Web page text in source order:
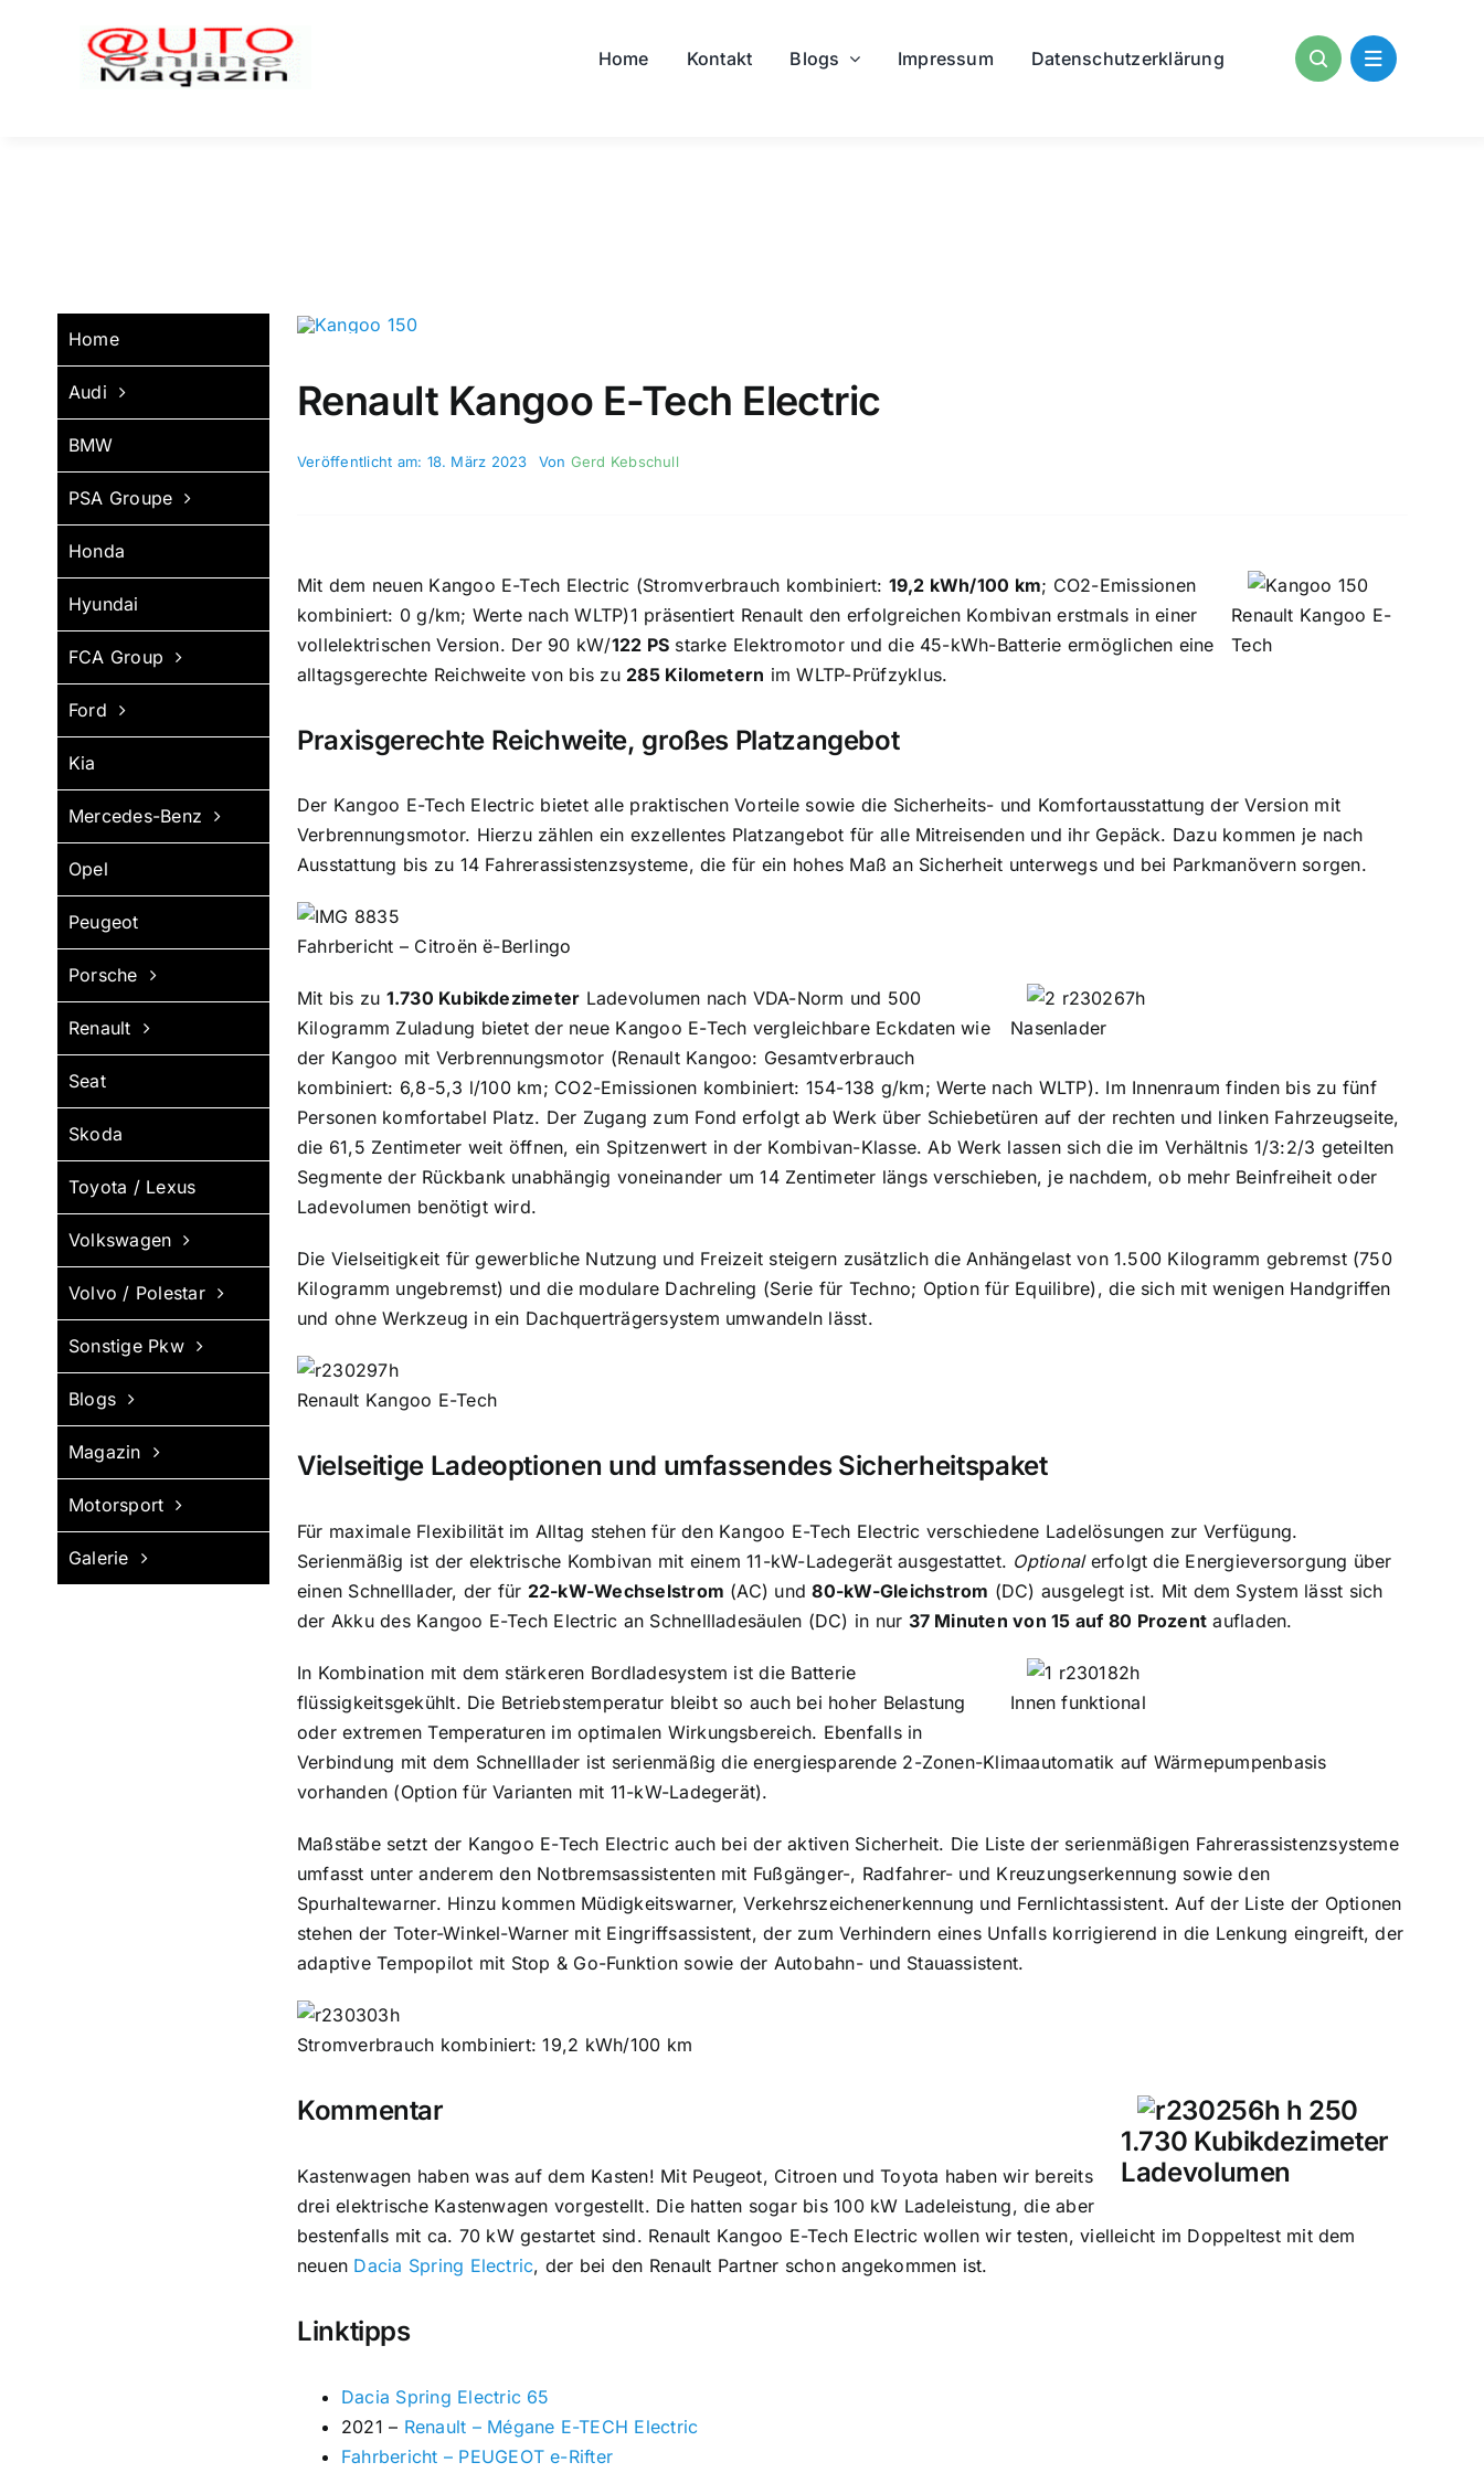
Home Kontakt Blogs Impressum Datenschutzerklärung
Home
Audi
BMW
PSA Groupe
Honda
Hyundai
FCA Group
Ford
Kia
Mercedes-Benz
Opel
Peugeot
Porsche
Renault
Seat
Skoda
Toyota / Lexus
Volkswagen
Volvo / Polestar
Sonstige Pkw
Blogs
Magazin
Motorsport
Galerie
Renault Kangoo E-Tech Electric
Veröffentlicht am: 18. März 2023 Von Gerd Kebschull
Renault Kangoo E-
Tech
Mit dem neuen Kangoo E-Tech Electric (Stromverbrauch kombiniert: 19,2 kWh/100 km; CO2-Emissionen
kombiniert: 0 g/km; Werte nach WLTP)1 präsentiert Renault den erfolgreichen Kombivan erstmals in einer
vollelektrischen Version. Der 90 kW/122 PS starke Elektromotor und die 45-kWh-Batterie ermöglichen eine
alltagsgerechte Reichweite von bis zu 285 Kilometern im WLTP-Prüfzyklus.
Praxisgerechte Reichweite, großes Platzangebot
Der Kangoo E-Tech Electric bietet alle praktischen Vorteile sowie die Sicherheits- und Komfortausstattung der Version mit
Verbrennungsmotor. Hierzu zählen ein exzellentes Platzangebot für alle Mitreisenden und ihr Gepäck. Dazu kommen je nach
Ausstattung bis zu 14 Fahrerassistenzsysteme, die für ein hohes Maß an Sicherheit unterwegs und bei Parkmanövern sorgen.
Fahrbericht – Citroën ë-Berlingo
Nasenlader
Mit bis zu 1.730 Kubikdezimeter Ladevolumen nach VDA-Norm und 500
Kilogramm Zuladung bietet der neue Kangoo E-Tech vergleichbare Eckdaten wie
der Kangoo mit Verbrennungsmotor (Renault Kangoo: Gesamtverbrauch
kombiniert: 6,8-5,3 l/100 km; CO2-Emissionen kombiniert: 154-138 g/km; Werte nach WLTP). Im Innenraum finden bis zu fünf
Personen komfortabel Platz. Der Zugang zum Fond erfolgt ab Werk über Schiebetüren auf der rechten und linken Fahrzeugseite,
die 61,5 Zentimeter weit öffnen, ein Spitzenwert in der Kombivan-Klasse. Ab Werk lassen sich die im Verhältnis 1/3:2/3 geteilten
Segmente der Rückbank unabhängig voneinander um 14 Zentimeter längs verschieben, je nachdem, ob mehr Beinfreiheit oder
Ladevolumen benötigt wird.
Die Vielseitigkeit für gewerbliche Nutzung und Freizeit steigern zusätzlich die Anhängelast von 1.500 Kilogramm gebremst (750
Kilogramm ungebremst) und die modulare Dachreling (Serie für Techno; Option für Equilibre), die sich mit wenigen Handgriffen
und ohne Werkzeug in ein Dachquerträgersystem umwandeln lässt.
Renault Kangoo E-Tech
Vielseitige Ladeoptionen und umfassendes Sicherheitspaket
Für maximale Flexibilität im Alltag stehen für den Kangoo E-Tech Electric verschiedene Ladelösungen zur Verfügung.
Serienmäßig ist der elektrische Kombivan mit einem 11-kW-Ladegerät ausgestattet. Optionalerfolgt die Energieversorgung über
einen Schnelllader, der für 22-kW-Wechselstrom (AC) und80-kW-Gleichstrom (DC) ausgelegt ist. Mit dem System lässt sich
der Akku des Kangoo E-Tech Electric an Schnellladesäulen (DC) in nur 37 Minuten von 15 auf 80 Prozent aufladen.
Innen funktional
In Kombination mit dem stärkeren Bordladesystem ist die Batterie
flüssigkeitsgekühlt. Die Betriebstemperatur bleibt so auch bei hoher Belastung
oder extremen Temperaturen im optimalen Wirkungsbereich. Ebenfalls in
Verbindung mit dem Schnelllader ist serienmäßig die energiesparende 2-Zonen-Klimaautomatik auf Wärmepumpenbasis
vorhanden (Option für Varianten mit 11-kW-Ladegerät).
Maßstäbe setzt der Kangoo E-Tech Electric auch bei der aktiven Sicherheit. Die Liste der serienmäßigen Fahrerassistenzsysteme
umfasst unter anderem den Notbremsassistenten mit Fußgänger-, Radfahrer- und Kreuzungserkennung sowie den
Spurhaltewarner. Hinzu kommen Müdigkeitswarner, Verkehrszeichenerkennung und Fernlichtassistent. Auf der Liste der Optionen
stehen der Toter-Winkel-Warner mit Eingriffsassistent, der zum Verhindern eines Unfalls korrigierend in die Lenkung eingreift, der
adaptive Tempopilot mit Stop & Go-Funktion sowie der Autobahn- und Stauassistent.
Stromverbrauch kombiniert: 19,2 kWh/100 km
1.730 Kubikdezimeter
Ladevolumen
Kommentar
Kastenwagen haben was auf dem Kasten! Mit Peugeot, Citroen und Toyota haben wir bereits
drei elektrische Kastenwagen vorgestellt. Die hatten sogar bis 100 kW Ladeleistung, die aber
bestenfalls mit ca. 70 kW gestartet sind. Renault Kangoo E-Tech Electric wollen wir testen, vielleicht im Doppeltest mit dem
neuen Dacia Spring Electric, der bei den Renault Partner schon angekommen ist.
Linktipps
Dacia Spring Electric 65
2021 – Renault – Mégane E-TECH Electric
Fahrbericht – PEUGEOT e-Rifter